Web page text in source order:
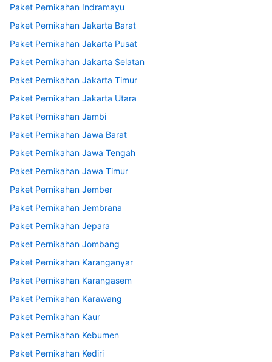
Paket Pernikahan Indramayu
Paket Pernikahan Jakarta Barat
Paket Pernikahan Jakarta Pusat
Paket Pernikahan Jakarta Selatan
Paket Pernikahan Jakarta Timur
Paket Pernikahan Jakarta Utara
Paket Pernikahan Jambi
Paket Pernikahan Jawa Barat
Paket Pernikahan Jawa Tengah
Paket Pernikahan Jawa Timur
Paket Pernikahan Jember
Paket Pernikahan Jembrana
Paket Pernikahan Jepara
Paket Pernikahan Jombang
Paket Pernikahan Karanganyar
Paket Pernikahan Karangasem
Paket Pernikahan Karawang
Paket Pernikahan Kaur
Paket Pernikahan Kebumen
Paket Pernikahan Kediri